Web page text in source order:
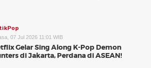
07 Jul 2026 11:01 WIB
Gelar Sing Along K-Pop Demon
di Jakarta, Perdana di ASEAN!